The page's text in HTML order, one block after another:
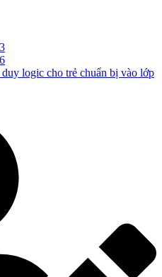
logic cho trẻ chuẩn bị vào lớp